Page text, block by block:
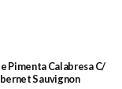
Pimenta Calabresa C/
Sauvignon